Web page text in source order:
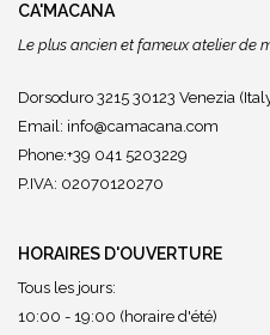
CA'MACANA
Le plus ancien et fameux atelier de
Dorsoduro 3215 30123 Venezia
Email: info@camacana.com
Phone:+39 041 5203229
P.IVA: 02070120270
HORAIRES D'OUVERTURE
Tous les jours:
10:00 - 19:00 (horaire d'été)